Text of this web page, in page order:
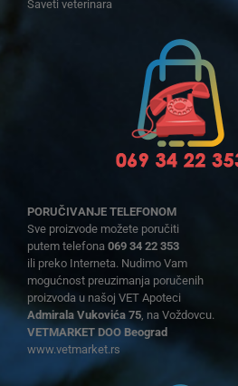
Saveti veterinara
PORUČIVANJE TELEFONOM
Sve proizvode možete poručiti
putem telefona 069 34 22 353
ili preko Interneta. Nudimo Vam
mogućnost preuzimanja poručenih
proizvoda u našoj VET Apoteci
Admirala Vukovića 75, na Voždovcu.
VETMARKET DOO Beograd
www.vetmarket.rs